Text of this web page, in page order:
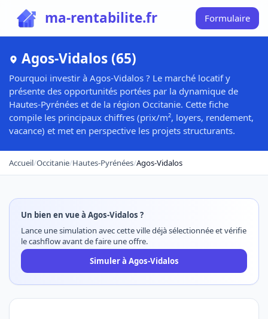
ma-rentabilite.fr Formulaire
Agos-Vidalos (65)
Pourquoi investir à Agos-Vidalos ? Le marché locatif y
présente des opportunités portées par la dynamique de
Hautes-Pyrénées et de la région Occitanie. Cette fiche
compile les principaux chiffres (prix/m², loyers, rendement,
vacance) et met en perspective les projets structurants.
Accueil/Occitanie/Hautes-Pyrénées/Agos-Vidalos
Un bien en vue à Agos-Vidalos ?
Lance une simulation avec cette ville déjà sélectionnée et vérifie
le cashflow avant de faire une offre.
Simuler à Agos-Vidalos